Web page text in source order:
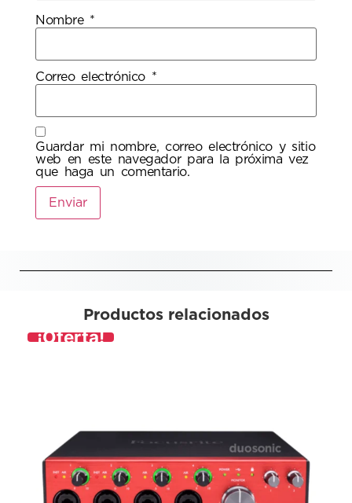
Nombre *
Correo electrónico *
Guardar mi nombre, correo electrónico y sitio
web en este navegador para la próxima vez
que haga un comentario.
Productos relacionados
¡Oferta!